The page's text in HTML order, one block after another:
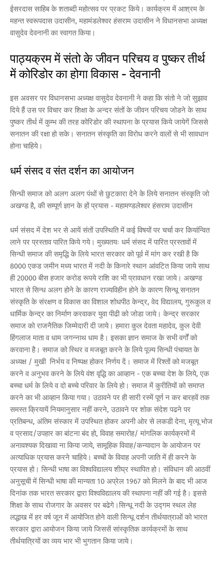
ईसरदास साहिब के शताब्दी महोत्सव पर प्रकट किये। कार्यक्रम में आश्रम के
महन्त स्वरूपदास उदासीन, महामंडलेश्वर हंसराम उदासीन ने विधानसभा अध्यक्ष
वासुदेव देवनानी का स्वागत किया।
पाठ्यक्रम में संतो के जीवन परिचय व पुष्कर तीर्थ
में कोरिडोर का होगा विकास - देवनानी
इस अवसर पर विधानसभा अध्यक्ष वासुदेव देवनानी ने कहा कि संतो ने जो सुझाव
दिये हैं उस पर विचार कर शिक्षा के अन्दर संतों के जीवन परिचय जोडने के साथ
पुष्कर तीर्थ में कुम्भ की तरह कोरिडोर की स्थापना के प्रयास किये जायेगें जिससे
सनातन की रक्षा हो सके। सनातन संस्कृति का विरोध करने वालों से भी सावधान
होना चाहिये।
धर्म संसद व संत दर्शन का आयोजन
सिन्धी समाज को अलग अलग पंथों से छुटकारा देने के लिये सनातन संस्कृति जो
अखण्ड है, की सम्पूर्ण ज्ञान के हों प्रयास - महामण्डलेश्वर हंसराम उदासीन
धर्म संसद में देश भर से आयें संतों उपस्थिति में कई विषयों पर चर्चा कर कियांन्वित
लाने पर प्रस्ताव पारित किये गये। मुख्यतयः धर्म संसद में पारित प्रस्तावों में
सिन्धी समाज की समृद्धि के लिये भारत सरकार को पूर्व में मांग कर रखी है कि
8000 एकड जमीन मध्य भारत में नदी के किनारे स्थान आंवटित किया जाये साथ
ही 20000 बीस हजार करोड रूपये राशि का भी प्रावधान रखा जाये। अखण्ड
भारत से सिन्ध अलग होने के कारण राज्यविहीन होने के कारण सिन्धू सनातन
संस्कृति के संरक्षण व विकास का विशाल शोधपीठ केन्द्र, वेद विद्यालय, गुरूकुल व
धार्मिक केन्द्र का निर्माण करवाकर युवा पीढी को जोडा जाये। केन्द्र सरकार
समाज को राजनैतिक जिम्मेदारी दी जाये। हमारा कुल देवता महादेव, कुल देवी
हिंगलाज माता व धाम जगन्नाथ धाम है। इसका ज्ञान समाज के सभी वर्गों को
करवाना है। समाज को स्थिर व मजबूत करने के लिये पूज्य सिन्धी पंचायत के
अध्यक्ष / मुखी निर्भय व निष्पक्ष होकर निर्णय दें। समाज में रिश्तों को मजबूत
करने व अनुभव करने के लिये वंश वृद्धि का आव्हान - एक बच्चा देश के लिये, एक
बच्चा धर्म के लिये व दो बच्चे परिवार के लिये हो। समाज में कुरीतियों को समाप्त
करने का भी आव्हान किया गया। उठावने पर ही सारी रस्में पूर्ण न कर बारहवें तक
समस्त क्रियायें नियमानुसार नहीं करने, उठावने पर शोक संदेश पढने पर
प्रतिबन्ध, अंतिम संस्कार में उपस्थित होकर अपनी ओर से लकडी देना, मृत्यू भोज
व प्रसाद/उपहार का बांटना बंद हो, विवाह समारोह/ मांगलिक कार्यक्रमों में
अनावश्यक दिखावा ना किया जाये, सामूहिक विवाह/कन्यादान के आयोजन पर
अत्याधिक प्रयास करने चाहिये। बच्चों के विवाह अपनी जाति में ही करने के
प्रयास हो। सिन्धी भाषा का विश्वविद्यालय शीघ्र स्थापित हो। संविधान की आठवीं
अनुसूची में सिन्धी भाषा की मान्यता 10 अप्रेल 1967 को मिलने के बाद भी आज
दिनांक तक भारत सरकार द्वारा विश्वविद्यालय की स्थापना नहीं की गई है। इससे
शिक्षा के साथ रोजगार के अवसर पर बढेगे।सिन्धू नदी के उद्गम स्थल लेह
लद्धाख में हर वर्ष जून में आयोजित होने वाली सिन्धू दर्शन तीर्थयात्राओं को भारत
सरकार द्वारा आयोजन किया जाये जिससें सांस्कृतिक कार्यक्रमों के साथ
तीर्थयात्रियों का व्यय भार भी भुगतान किया जाये।